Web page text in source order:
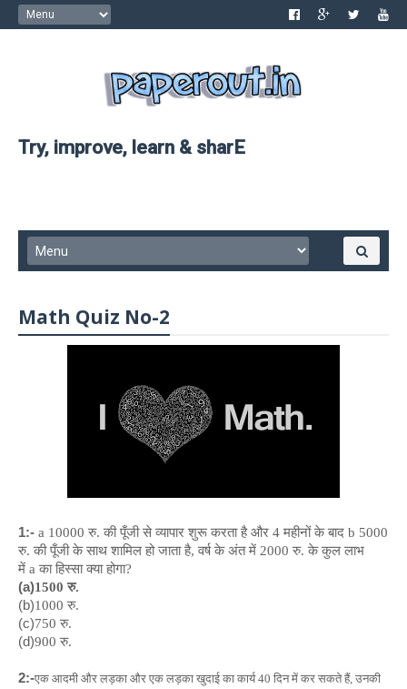
Try, improve, learn & sharE
Math Quiz No-2
1:- a 10000 रु. की पूँजी से व्यापार शुरू करता है और 4 महीनों के बाद b 5000
रु. की पूँजी के साथ शामिल हो जाता है, वर्ष के अंत में 2000 रु. के कुल लाभ
में a का हिस्सा क्या होगा?
(a)1500 रु.
(b)1000 रु.
(c)750 रु.
(d)900 रु.
2:-एक आदमी और लड़का और एक लड़का खुदाई का कार्य 40 दिन में कर सकते हैं, उनकी